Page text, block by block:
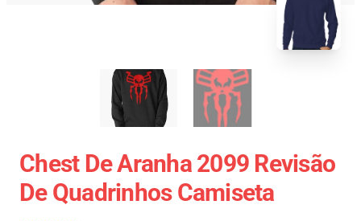
Chest De Aranha 2099 Revisão
De Quadrinhos Camiseta